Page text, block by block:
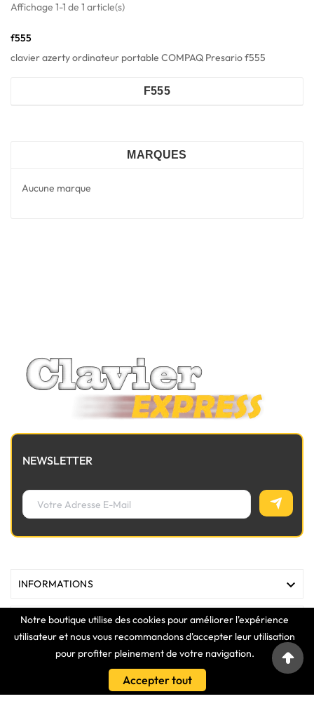
Notre boutique utilise des cookies pour améliorer l'expérience
utilisateur et nous vous recommandons d'accepter leur utilisation
pour profiter pleinement de votre navigation.
Accepter tout
Affichage 1-1 de 1 article(s)
f555
clavier azerty ordinateur portable COMPAQ Presario f555
F555
MARQUES
Aucune marque
NEWSLETTER
INFORMATIONS 
MAGASIN 

VOTRE COMPTE 